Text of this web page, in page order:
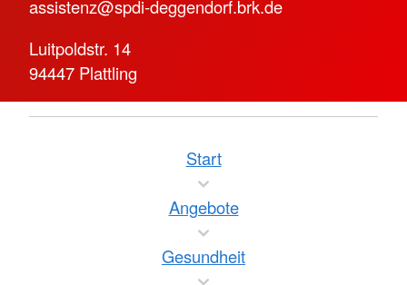
assistenz@spdi-deggendorf.brk.de
Luitpoldstr. 14
94447 Plattling
Start
Angebote
Gesundheit